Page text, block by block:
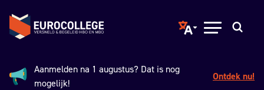
Spring naar hoofdinhoud
Terug naar de homepage
Translate page to
Open menu
Aankondiging:
Aanmelden na 1 augustus? Dat is nog
mogelijk!
Ontdek nu!